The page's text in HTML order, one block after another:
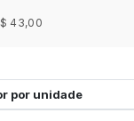
43,00
por unidade